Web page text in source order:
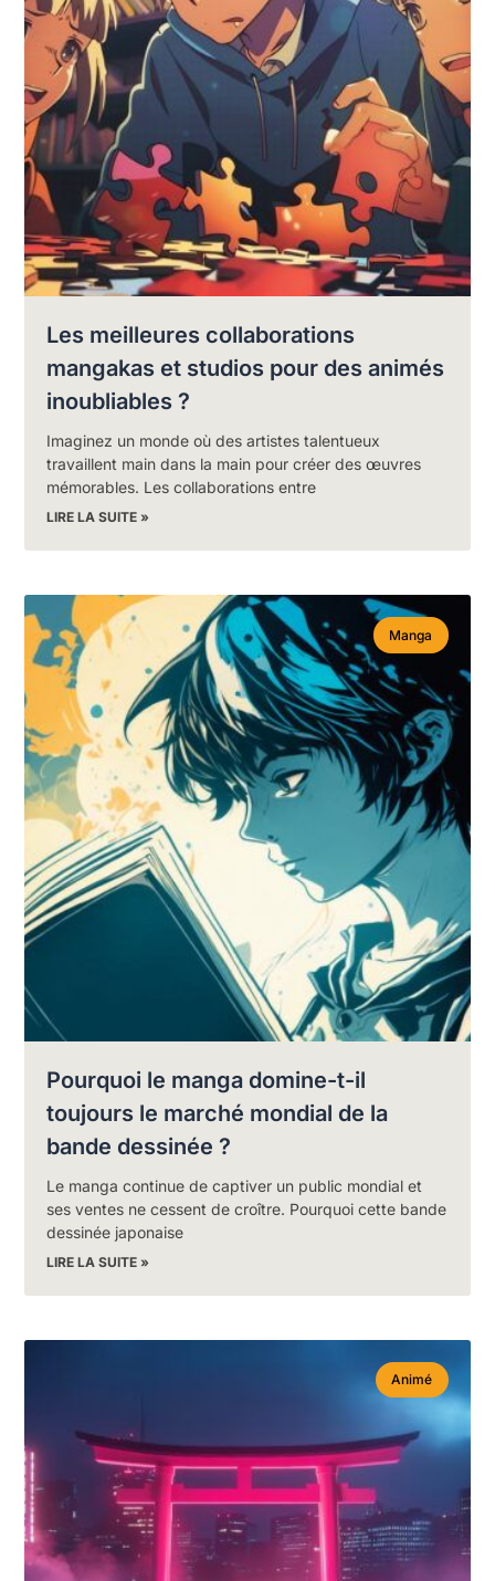
Les meilleures collaborations
mangakas et studios pour des animés
inoubliables ?
Imaginez un monde où des artistes talentueux
travaillent main dans la main pour créer des œuvres
mémorables. Les collaborations entre
LIRE LA SUITE »
Manga
Pourquoi le manga domine-t-il
toujours le marché mondial de la
bande dessinée ?
Le manga continue de captiver un public mondial et
ses ventes ne cessent de croître. Pourquoi cette bande
dessinée japonaise
LIRE LA SUITE »
Animé